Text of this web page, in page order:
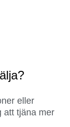
eller
att tjäna mer